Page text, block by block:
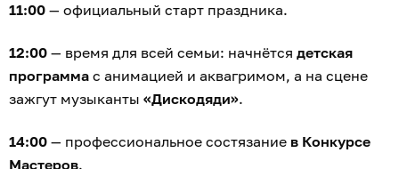
11:00 — официальный старт праздника.
12:00 — время для всей семьи: начнётся детская
программа с анимацией и аквагримом, а на сцене
зажгут музыканты «Дискодяди».
14:00 — профессиональное состязание в Конкурсе
Мастеров.